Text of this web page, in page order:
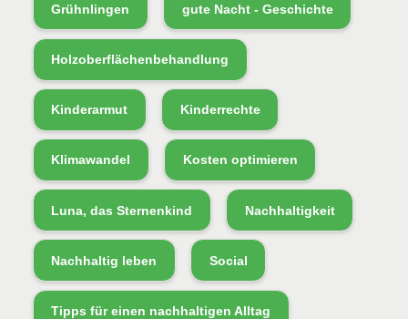
Grühnlingen gute Nacht - Geschichte
Holzoberflächenbehandlung
Kinderarmut Kinderrechte
Klimawandel Kosten optimieren
Luna, das Sternenkind Nachhaltigkeit
Nachhaltig leben Social
Tipps für einen nachhaltigen Alltag